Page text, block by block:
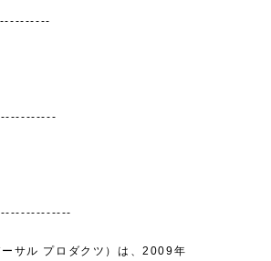
サル プロダクツ）は、2009年